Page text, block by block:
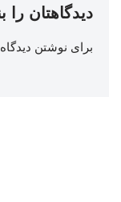
دیدگاهتان را
برای نوشتن دیدگاه